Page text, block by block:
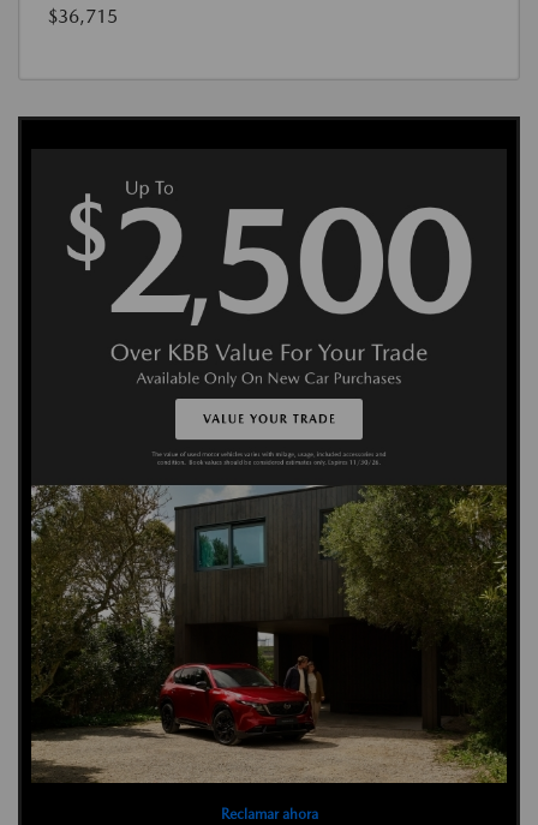
$36,715
Reclamar ahora